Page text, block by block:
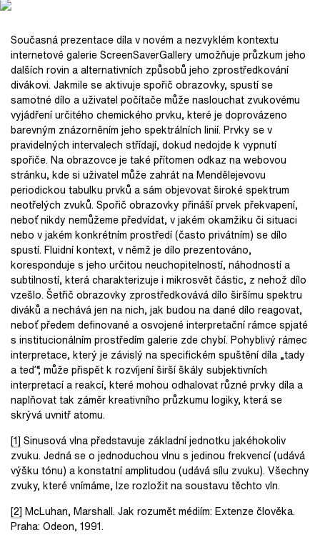
Současná prezentace díla v novém a nezvyklém kontextu
internetové galerie ScreenSaverGallery umožňuje průzkum jeho
dalších rovin a alternativních způsobů jeho zprostředkování
divákovi. Jakmile se aktivuje spořič obrazovky, spustí se
samotné dílo a uživatel počítače může naslouchat zvukovému
vyjádření určitého chemického prvku, které je doprovázeno
barevným znázorněním jeho spektrálních linií. Prvky se v
pravidelných intervalech střídají, dokud nedojde k vypnutí
spořiče. Na obrazovce je také přítomen odkaz na webovou
stránku, kde si uživatel může zahrát na Mendělejevovu
periodickou tabulku prvků a sám objevovat široké spektrum
neotřelých zvuků. Spořič obrazovky přináší prvek překvapení,
neboť nikdy nemůžeme předvídat, v jakém okamžiku či situaci
nebo v jakém konkrétním prostředí (často privátním) se dílo
spustí. Fluidní kontext, v němž je dílo prezentováno,
koresponduje s jeho určitou neuchopitelností, náhodností a
subtilností, která charakterizuje i mikrosvět částic, z nehož dílo
vzešlo. Šetřič obrazovky zprostředkovává dílo širšímu spektru
diváků a nechává jen na nich, jak budou na dané dílo reagovat,
neboť předem definované a osvojené interpretační rámce spjaté
s institucionálním prostředím galerie zde chybí. Pohyblivý rámec
interpretace, který je závislý na specifickém spuštění díla „tady
a teď“, může přispět k rozvíjení širší škály subjektivních
interpretací a reakcí, které mohou odhalovat různé prvky díla a
naplňovat tak záměr kreativního průzkumu logiky, která se
skrývá uvnitř atomu.
[1] Sinusová vlna představuje základní jednotku jakéhokoliv
zvuku. Jedná se o jednoduchou vlnu s jedinou frekvencí (udává
výšku tónu) a konstatní amplitudou (udává sílu zvuku). Všechny
zvuky, které vnímáme, lze rozložit na soustavu těchto vln.
[2] McLuhan, Marshall. Jak rozumět médiím: Extenze člověka.
Praha: Odeon, 1991.